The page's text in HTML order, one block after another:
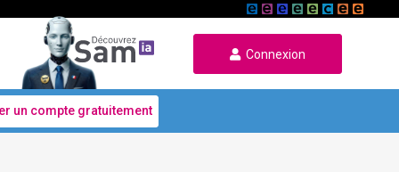
Connexion
un compte gratuitement